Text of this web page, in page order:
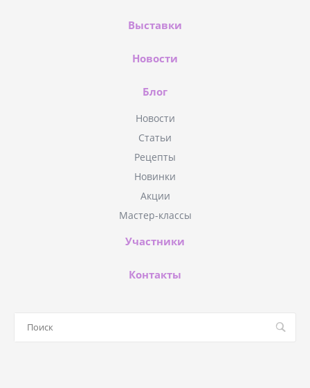
Выставки
Новости
Блог
Новости
Статьи
Рецепты
Новинки
Акции
Мастер-классы
Участники
Контакты